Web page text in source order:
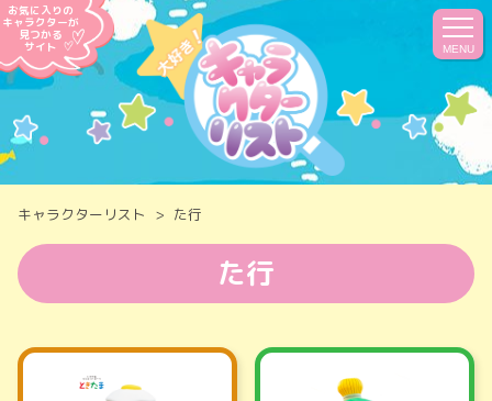
MENU
お気に入りの
キャラクターが
見つかる
サイト
キャラクターリスト た行
た行